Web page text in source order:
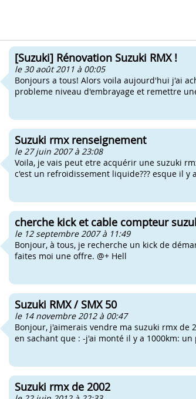
[Suzuki] Rénovation Suzuki RMX !
le 30 août 2011 à 00:05
Bonjours a tous! Alors voila aujourd'hui j'ai
probleme niveau d'embrayage et remettre
Suzuki rmx renseignement
le 27 juin 2007 à 23:08
Voila, je vais peut etre acquérir une suzuki
c'est un refroidissement liquide??? esque il y
cherche kick et cable compteur
le 12 septembre 2007 à 11:49
Bonjour, à tous, je recherche un kick de
faites moi une offre. @+ Hell
Suzuki RMX / SMX 50
le 14 novembre 2012 à 00:47
Bonjour, j'aimerais vendre ma suzuki rmx de
en sachant que : -j'ai monté il y a 1000km:
Suzuki rmx de 2002